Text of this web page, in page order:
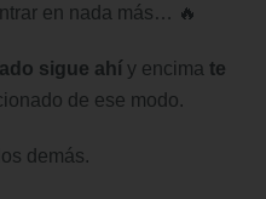
en nada más… 🔥
sigue ahí y encima te
de ese modo.
demás.